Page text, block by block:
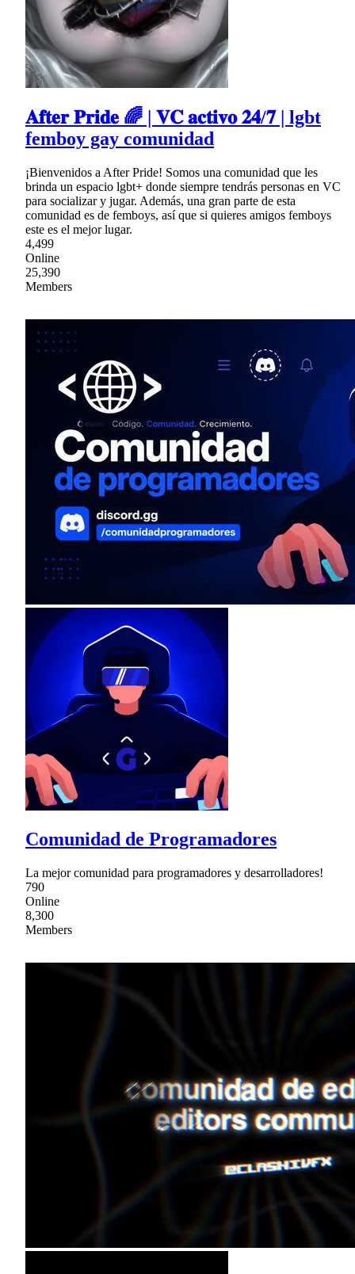
𝐀𝐟𝐭𝐞𝐫 𝐏𝐫𝐢𝐝𝐞 🌈 | 𝐕𝐂 𝐚𝐜𝐭𝐢𝐯𝐨 𝟐𝟒/𝟕 | lgbt
femboy gay comunidad
¡Bienvenidos a After Pride! Somos una comunidad que les
brinda un espacio lgbt+ donde siempre tendrás personas en VC
para socializar y jugar. Además, una gran parte de esta
comunidad es de femboys, así que si quieres amigos femboys
este es el mejor lugar.
4,499
Online
25,390
Members
Comunidad de Programadores
La mejor comunidad para programadores y desarrolladores!
790
Online
8,300
Members